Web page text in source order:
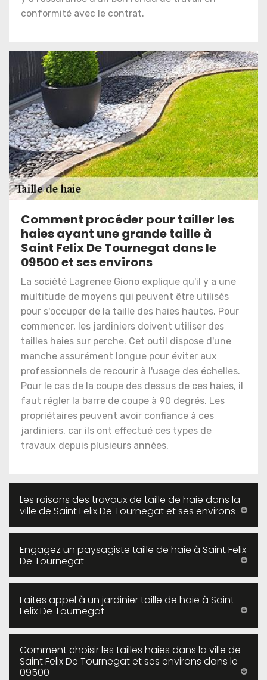
conformité avec le contrat.
Comment procéder pour tailler les
haies ayant une grande taille à
Saint Felix De Tournegat dans le
09500 et ses environs
La société Lagrenee Giono explique qu'il y a une
multitude de moyens qui peuvent être utilisés
pour s'occuper de la taille des haies hautes. Pour
commencer, les jardiniers doivent utiliser des
tailles haies sur perche. Cet outil dispose d'une
manche assurément longue pour éviter aux
professionnels de recourir à l'usage des échelles.
Pour le cas de la coupe des dessus de ces haies, il
faut régler la barre de coupe à 90 degrés. Les
propriétaires peuvent avoir confiance à ces
jardiniers, car ils ont effectué ces types de
travaux depuis plusieurs années.
Les raisons des travaux de taille de haie dans la
ville de Saint Felix De Tournegat et ses environs
Engagez un paysagiste taille de haie à Saint Felix
De Tournegat
Faites appel à un jardinier taille de haie à Saint
Felix De Tournegat
Comment choisir les tailles haies dans la ville de
Saint Felix De Tournegat et ses environs dans le
09500